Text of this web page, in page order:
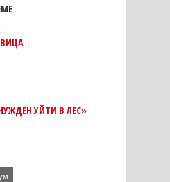
УЙТИ В ЛЕС»